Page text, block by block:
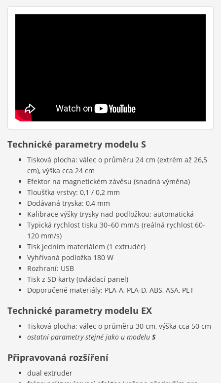
Technické parametry modelu S
Tisková plocha: válec o průměru 24 cm (extrém až 26,5
cm), výška cca 24 cm
Efektor na magnetickém závěsu (snadná výměna)
Tloušťka vrstvy: 0,1 / 0,2 mm
Dodávaná tryska: 0,4 mm
Kalibrace výšky trysky nad podložkou: automatická
Typická rychlost tisku 30–60 mm/s (reálná rychlost 60-
120 mm/s)
Tisk jedním materiálem (1 extrudér)
Vyhřívaná podložka 180 W
Rozhraní: USB
Tisk z SD karty (ovládací panel)
Doporučené materiály: PLA-A, PLA-D, ABS, ASA, PET
Technické parametry modelu EX
Tisková plocha: válec o průměru 30 cm, výška cca 50 cm
ostatní parametry stejné jako u modelu S
Připravovaná rozšíření
dual extruder